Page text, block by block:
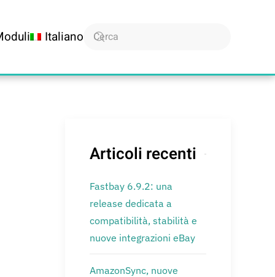
Italiano
Articoli recenti
Fastbay 6.9.2: una
release dedicata a
compatibilità, stabilità e
nuove integrazioni eBay
AmazonSync, nuove